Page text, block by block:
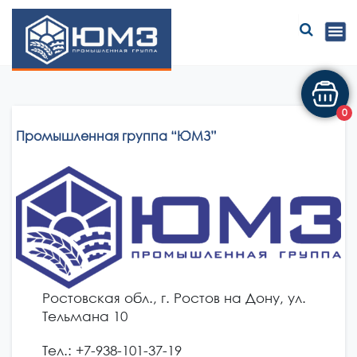
ЮМЗ
Промышленная группа “ЮМЗ”
Ростовская обл., г. Ростов на Дону, ул.
Тельмана 10
Тел.: +7-938-101-37-19
0